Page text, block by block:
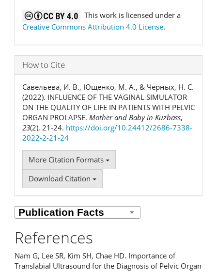
This work is licensed under a
Creative Commons Attribution 4.0 License.
How to Cite
Савельева, И. В., Ющенко, М. А., & Черных, Н. С.
(2022). INFLUENCE OF THE VAGINAL SIMULATOR
ON THE QUALITY OF LIFE IN PATIENTS WITH PELVIC
ORGAN PROLAPSE. Mother and Baby in Kuzbass,
23(2), 21-24. https://doi.org/10.24412/2686-7338-
2022-2-21-24
More Citation Formats
Download Citation
References
Nam G, Lee SR, Kim SH, Chae HD. Importance of
Translabial Ultrasound for the Diagnosis of Pelvic Organ